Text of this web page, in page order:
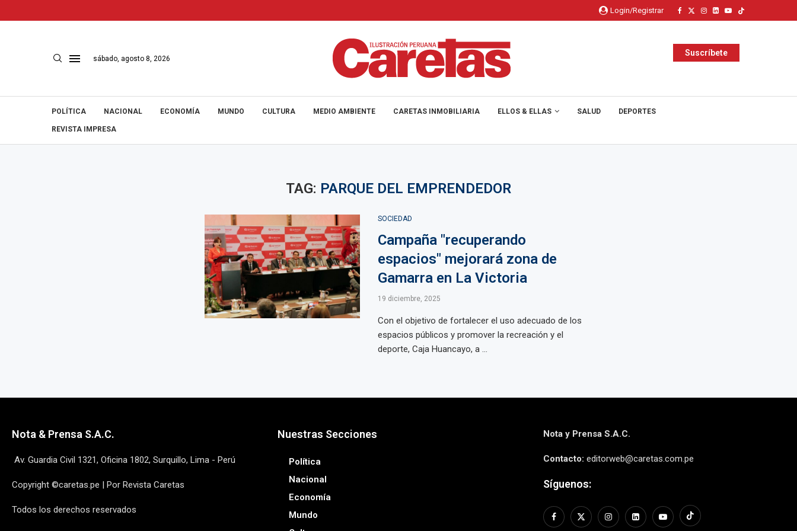
Login/Registrar
sábado, agosto 8, 2026
Suscríbete
POLÍTICA NACIONAL ECONOMÍA MUNDO CULTURA MEDIO AMBIENTE CARETAS INMOBILIARIA ELLOS & ELLAS SALUD DEPORTES
REVISTA IMPRESA
TAG: PARQUE DEL EMPRENDEDOR
SOCIEDAD
Campaña "recuperando
espacios" mejorará zona de
Gamarra en La Victoria
19 diciembre, 2025
Con el objetivo de fortalecer el uso adecuado de los
espacios públicos y promover la recreación y el
deporte, Caja Huancayo, a ...
Nota & Prensa S.A.C.
Av. Guardia Civil 1321, Oficina 1802, Surquillo, Lima - Perú
Copyright ©caretas.pe | Por Revista Caretas
Todos los derechos reservados
Nuestras Secciones
Política
Nacional
Economía
Mundo
Nota y Prensa S.A.C.
Contacto: editorweb@caretas.com.pe
Síguenos: